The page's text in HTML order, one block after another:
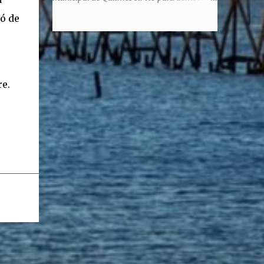
de
remunerativo. Algunos no cobraban
estipendio -depende el cargo- pero tenían
importantísimos beneficios económicos".
Siguie diciendo Castellano: "Los ...
tantos inmigrantes que llegaron a la
Argentina para hacer la América. La
historia, escrita por el propio protagonista y
Julio Molina -a la sazón director de la
pieza-, va contando la vida del Galego, que
llegó al país y que trabajando fue quemando
etapas, esforzándose a puro pulmón. Pero
también está lo vivido en su España natal,
con el tema de la guerra civil que sufrió la
familia y tuvo la grieta que instaló el
generalisimo Franco con una enorme cuota
de torturas, persecución, secuestros,
prisiones. El dolor vivido en carne propia y
trasladado a la piel, para contar todo lo
padecido. El relato tiene morriña, saudades,
el canto a Galicia, tierra de los padres y